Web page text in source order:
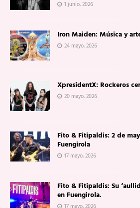
1 junio, 2026
Iron Maiden: Música y
24 mayo, 2026
XpresidentX: Rockeros
20 mayo, 2026
Fito & Fitipaldis: 2 de
Fuengirola
17 mayo, 2026
Fito & Fitipaldis: Su
en Fuengirola.